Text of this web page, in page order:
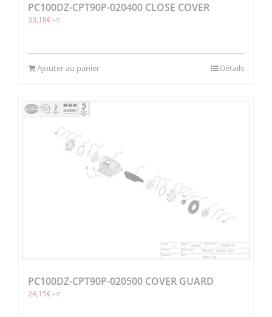
PC100DZ-CPT90P-020400 CLOSE COVER
33,18€ HT
Ajouter au panier Détails
PC100DZ-CPT90P-020500 COVER GUARD
24,15€ HT